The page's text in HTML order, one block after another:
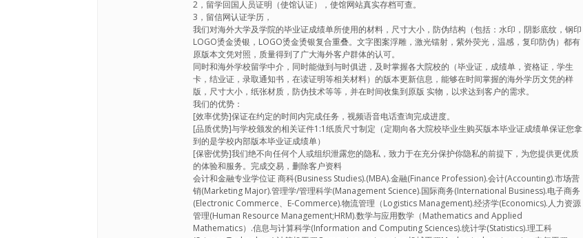
2，留学回国人员证明（使馆认证），使馆网站真实存档可查。
3，留信网认证学历，
我们对海外大学及学院的毕业证成绩单所使用的材料，尺寸大小，防伪结构（包括：水印，阴影底纹，钢印
LOGO烫金烫银，LOGO烫金烫银复合重叠。文字图案浮雕，激光镭射，紫外荧光，温感，复印防伪）都有
原版本文凭对照，质量得到了广大海外客户群体的认可。
同时和海外学校留学中介，同时能做到与时俱进，及时掌握各大院校的（毕业证，成绩单，资格证，学生
卡，结业证，录取通知书，在读证明等相关材料）的版本更新信息，能够在时间掌握的海外学历文凭的样
版，尺寸大小，纸张材质，防伪技术等等，并在时间收集到原版 实物，以求达到客户的需求。
我们的优势：
[效率优势]保证在约定的时间内完成任务，视频语音电话查询完成进度。
[品质优势]与学校颁发的相关证件1:1纸质尺寸制定（定期向各大院校毕业生购买版本毕业证成绩单保证您拿
到的是学校内部版本毕业证成绩单）
[保密优势]我们绝不向任何个人或组织泄露您的隐私，致力于在充分保护你隐私的前提下，为您提供更优质
的体验和服务。完成交易，删除客户资料
会计和金融专业学位证 商科(Business Studies).(MBA).金融(Finance Profession).会计(Accounting).市场营
销(Marketing Major).管理学/管理科学(Management Science).国际商务(International Business).电子商务
(Electronic Commerce、E-Commerce).物流管理（Logistics Management).经济学(Economics).人力资源
管理(Human Resource Management;HRM).数学与应用数学（Mathematics and Applied
Mathematics）.信息与计算科学(Information and Computing Sciences).统计学(Statistics).理工科